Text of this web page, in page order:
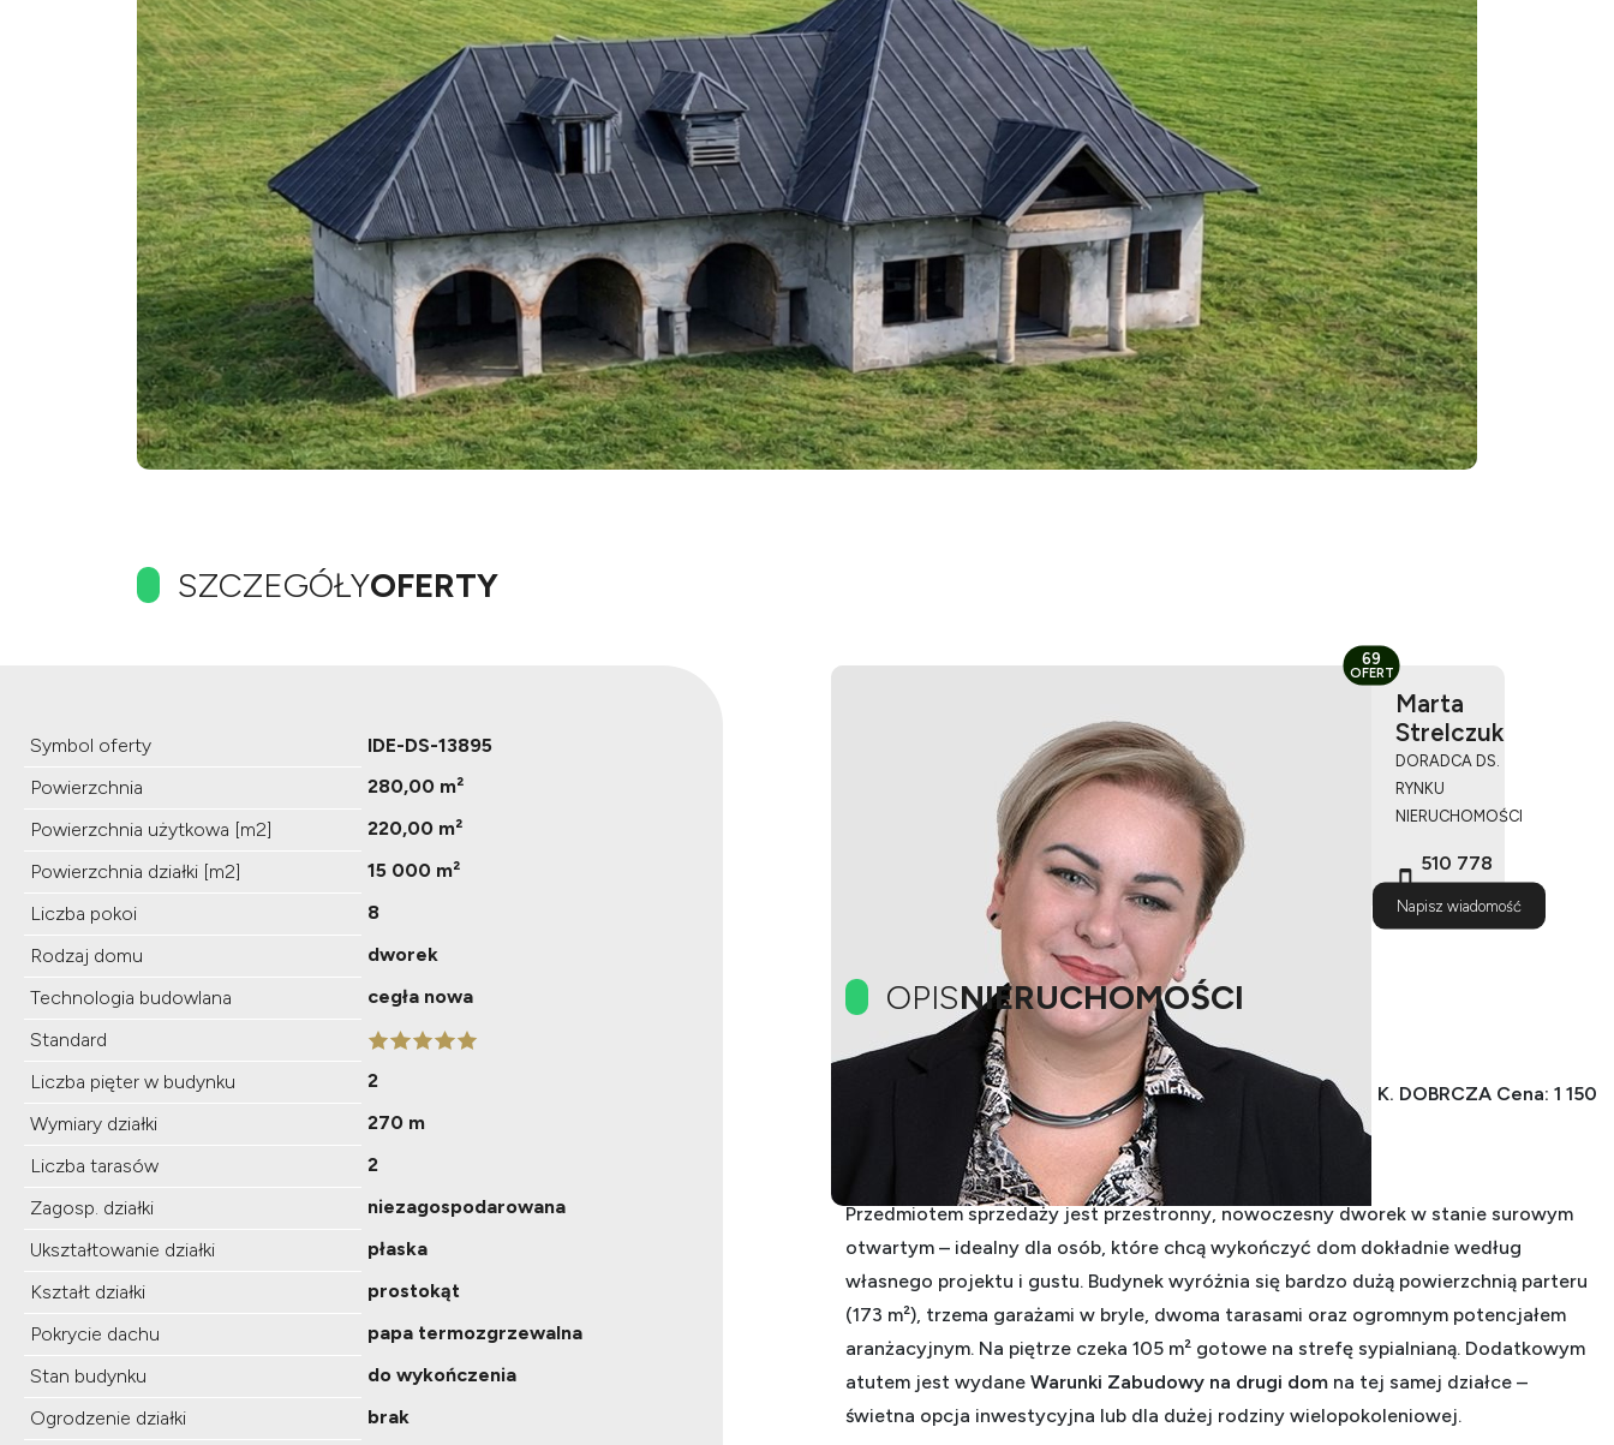
SZCZEGÓŁYOFERTY
Symbol oferty
IDE-DS-13895
Powierzchnia
280,00 m²
Powierzchnia użytkowa [m2]
220,00 m²
Powierzchnia działki [m2]
15 000 m²
Liczba pokoi
8
Rodzaj domu
dworek
Technologia budowlana
cegła nowa
Standard
Liczba pięter w budynku
2
Wymiary działki
270 m
Liczba tarasów
2
Zagosp. działki
niezagospodarowana
Ukształtowanie działki
płaska
Kształt działki
prostokąt
Pokrycie dachu
papa termozgrzewalna
Stan budynku
do wykończenia
Ogrodzenie działki
brak
Marta
Strelczuk
DORADCA DS.
RYNKU
NIERUCHOMOŚCI
510 778
Napisz wiadomość
69
OFERT
OPISNIERUCHOMOŚCI
NA SPRZEDAŻ – KLIMATYCZNY DWOREK W TRZECIEWCU K. DOBRCZA Cena: 1 150
280 m² | 8 pokoi | 3 garaże | działka 1,5 ha
Przedmiotem sprzedaży jest przestronny, nowoczesny dworek w stanie surowym
otwartym – idealny dla osób, które chcą wykończyć dom dokładnie według
własnego projektu i gustu. Budynek wyróżnia się bardzo dużą powierzchnią parteru
(173 m²), trzema garażami w bryle, dwoma tarasami oraz ogromnym potencjałem
aranżacyjnym. Na piętrze czeka 105 m² gotowe na strefę sypialnianą. Dodatkowym
atutem jest wydane Warunki Zabudowy na drugi dom na tej samej działce –
świetna opcja inwestycyjna lub dla dużej rodziny wielopokoleniowej.